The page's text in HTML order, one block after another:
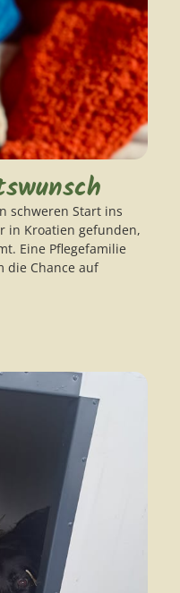
schweren Start ins
in Kroatien gefunden,
Eine Pflegefamilie
die Chance auf